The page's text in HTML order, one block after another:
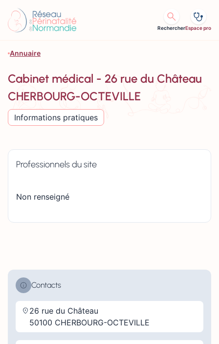
RechercherEspace pro
Annuaire
Cabinet médical - 26 rue du Château
CHERBOURG-OCTEVILLE
Informations pratiques
Professionnels du site
Non renseigné
Contacts
26 rue du Château
50100 CHERBOURG-OCTEVILLE